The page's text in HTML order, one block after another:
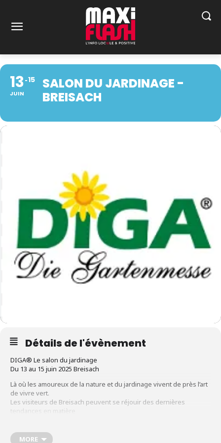
13
JUIN
15
SALON DU JARDINAGE -
BREISACH
Détails de l'évènement
DIGA® Le salon du jardinage
Du 13 au 15 juin 2025 Breisach
Là où les amoureux de la nature et du jardinage vivent de près l’art
de vivre vert.
Les visiteurs de Breisach peuvent se réjouir des dernières
tendances en matière
technique et du mobilier de jardin. Dans ce domaine, un accent
MORE